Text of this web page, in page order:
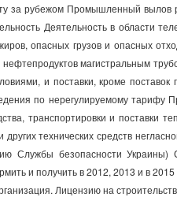
за рубежом Промышленный
Деятельность в области
опасных грузов и опасных
магистральным
и поставки, кроме
по нерегулируемому тарифу
транспортировки и поставки
технических средств
безопасности Украины)
и получить в 2012, 2013 и в
Лицензию на